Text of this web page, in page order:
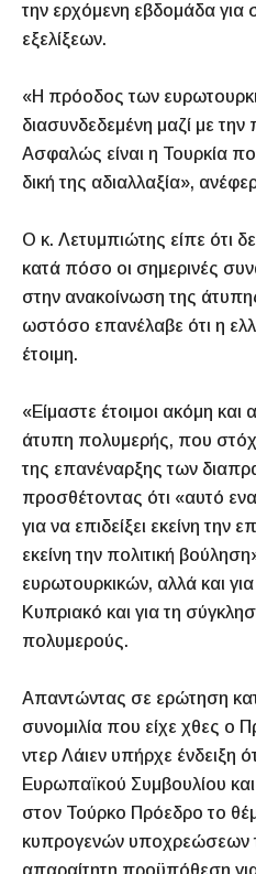
την ερχόμενη εβδομάδα για
εξελίξεων.
«Η πρόοδος των
διασυνδεδεμένη μαζί με
Ασφαλώς είναι η Τουρκία
δική της αδιαλλαξία»,
Ο κ. Λετυμπιώτης είπε ότι
κατά πόσο οι σημερινές
στην ανακοίνωση της
ωστόσο επανέλαβε ότι η
έτοιμη.
«Είμαστε έτοιμοι ακόμη και
άτυπη πολυμερής, που
της επανέναρξης των
προσθέτοντας ότι «αυτό
για να επιδείξει εκείνη την
εκείνη την πολιτική
ευρωτουρκικών, αλλά και
Κυπριακό και για τη
πολυμερούς.
Απαντώντας σε ερώτηση
συνομιλία που είχε χθες ο
ντερ Λάιεν υπήρχε ένδειξη
Ευρωπαϊκού Συμβουλίου
στον Τούρκο Πρόεδρο το
κυπρογενών υποχρεώσεων